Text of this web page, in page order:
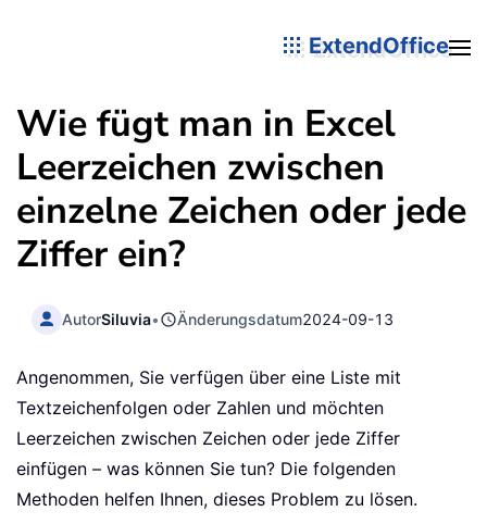
ExtendOffice
Wie fügt man in Excel
Leerzeichen zwischen
einzelne Zeichen oder jede
Ziffer ein?
AutorSiluvia• Änderungsdatum2024-09-13
Angenommen, Sie verfügen über eine Liste mit
Textzeichenfolgen oder Zahlen und möchten
Leerzeichen zwischen Zeichen oder jede Ziffer
einfügen – was können Sie tun? Die folgenden
Methoden helfen Ihnen, dieses Problem zu lösen.